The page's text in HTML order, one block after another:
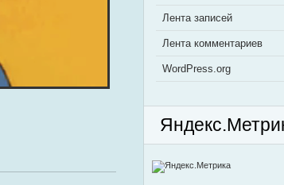
Лента записей
Лента комментариев
WordPress.org